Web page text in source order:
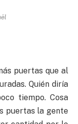
puertas que al
Quién diría
tiempo. Cosa
puertas la gente